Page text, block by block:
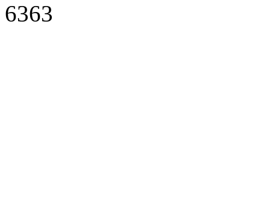
6363